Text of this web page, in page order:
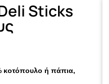
Sticks
κοτόπουλο ή πάπια,